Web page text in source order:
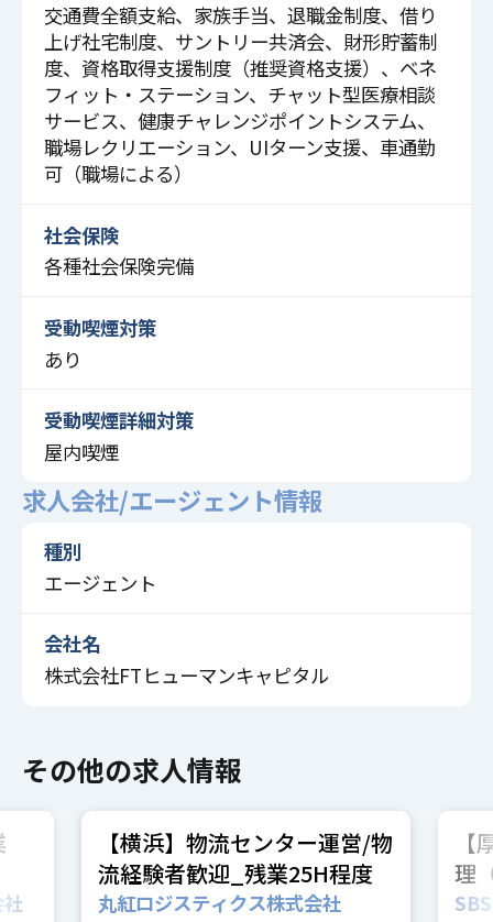
交通費全額支給、家族手当、退職金制度、借り
上げ社宅制度、サントリー共済会、財形貯蓄制
度、資格取得支援制度（推奨資格支援）、ベネ
フィット・ステーション、チャット型医療相談
サービス、健康チャレンジポイントシステム、
職場レクリエーション、UIターン支援、車通勤
可（職場による）
社会保険
各種社会保険完備
受動喫煙対策
あり
受動喫煙詳細対策
屋内喫煙
求人会社/エージェント情報
種別
エージェント
会社名
株式会社FTヒューマンキャピタル
その他の求人情報
【横浜】物流センター運営/物
流経験者歓迎_残業25H程度
丸紅ロジスティクス株式会社
理
休